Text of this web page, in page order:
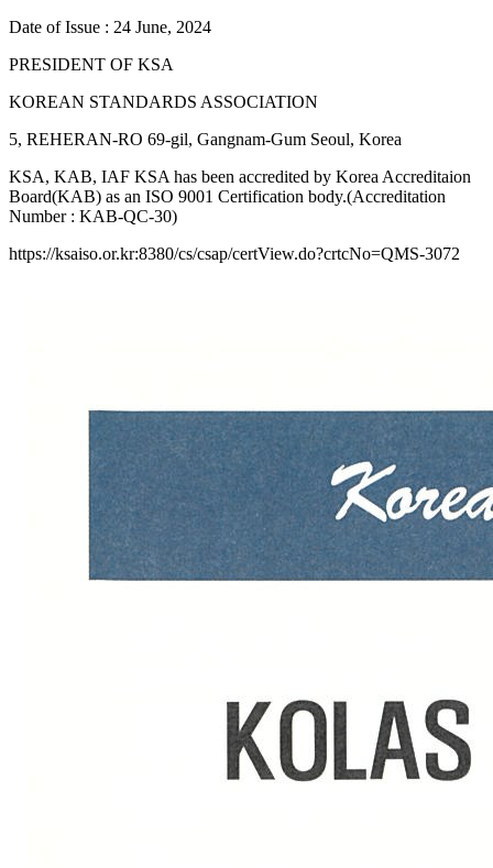
Date of Issue : 24 June, 2024
PRESIDENT OF KSA
KOREAN STANDARDS ASSOCIATION
5, REHERAN-RO 69-gil, Gangnam-Gum Seoul, Korea
KSA, KAB, IAF KSA has been accredited by Korea Accreditaion
Board(KAB) as an ISO 9001 Certification body.(Accreditation
Number : KAB-QC-30)
https://ksaiso.or.kr:8380/cs/csap/certView.do?crtcNo=QMS-3072